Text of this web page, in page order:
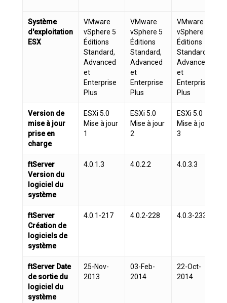
Système
d'exploitation
ESX
VMware
vSphere 5
Éditions
Standard,
Advanced
et
Enterprise
Plus
VMware
vSphere 5
Éditions
Standard,
Advanced
et
Enterprise
Plus
VMware
vSphere 5
Éditions
Standard,
Advanced
et
Enterprise
Plus
Version de
mise à jour
prise en
charge
ESXi 5.0
Mise à jour
1
ESXi 5.0
Mise à jour
2
ESXi 5.0
Mise à jour
3
ftServer
Version du
logiciel du
système
4.0.1.3 4.0.2.2 4.0.3.3
ftServer
Création de
logiciels de
système
4.0.1-217 4.0.2-228 4.0.3-233
ftServer Date
de sortie du
logiciel du
système
25-Nov-
2013
03-Feb-
2014
22-Oct-
2014